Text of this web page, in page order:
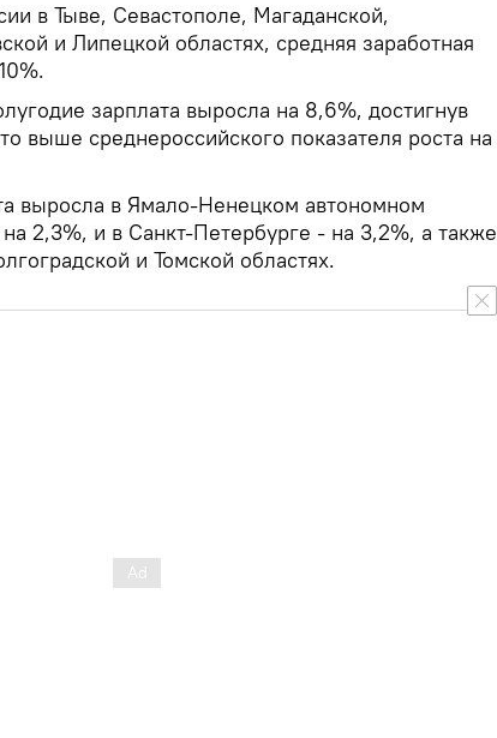
в Тыве, Севастополе, Магаданской,
и Липецкой областях, средняя заработная
зарплата выросла на 8,6%, достигнув
выше среднероссийского показателя роста на
выросла в Ямало-Ненецком автономном
2,3%, и в Санкт-Петербурге - на 3,2%, а также
и Томской областях.